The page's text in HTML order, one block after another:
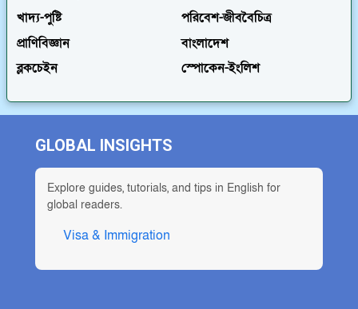
খাদ্য-পুষ্টি
পরিবেশ-জীববৈচিত্র
প্রাণিবিজ্ঞান
বাংলাদেশ
ব্লকচেইন
স্পোকেন-ইংলিশ
GLOBAL INSIGHTS
Explore guides, tutorials, and tips in English for
global readers.
Visa & Immigration